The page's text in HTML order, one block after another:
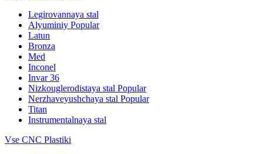
Legirovannaya stal
Alyuminiy Popular
Latun
Bronza
Med
Inconel
Invar 36
Nizkouglerodistaya stal Popular
Nerzhaveyushchaya stal Popular
Titan
Instrumentalnaya stal
Vse CNC Plastiki